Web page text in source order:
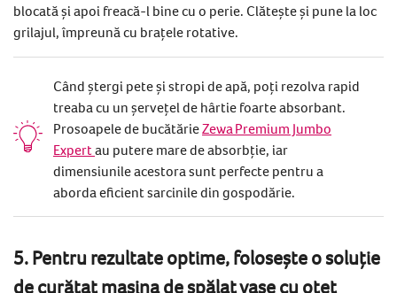
blocată și apoi freacă-l bine cu o perie. Clătește și pune la loc
grilajul, împreună cu brațele rotative.
Când ștergi pete și stropi de apă, poți rezolva rapid
treaba cu un șervețel de hârtie foarte absorbant.
Prosoapele de bucătărieZewa Premium Jumbo
Expertau putere mare de absorbție, iar
dimensiunile acestora sunt perfecte pentru a
aborda eficient sarcinile din gospodărie.
5. Pentru rezultate optime, folosește o soluție
de curățat mașina de spălat vase cu oțet